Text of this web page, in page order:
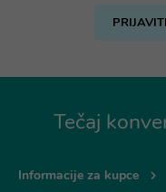
Tečaj
Informacije za kupce